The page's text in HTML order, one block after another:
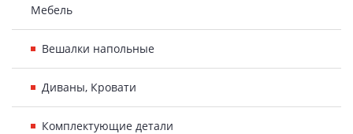
Мебель
Вешалки напольные
Диваны, Кровати
Комплектующие детали